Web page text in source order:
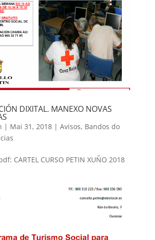
DIXITAL. MANEXO NOVAS
| Mai 31, 2018| Avisos, Bandos do
CARTEL CURSO PETIN XUÑO 2018